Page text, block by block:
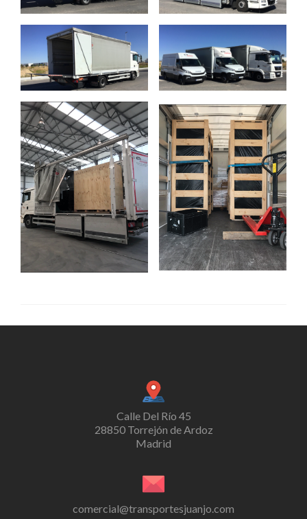
Calle Del Río 45
28850 Torrejón de Ardoz
Madrid
comercial@transportesjuanjo.com